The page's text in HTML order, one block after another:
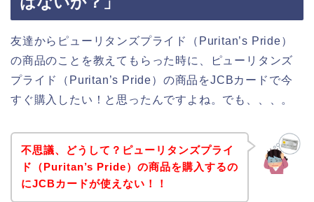
友達からピューリタンズプライド（Puritan’s Pride）
の商品のことを教えてもらった時に、ピューリタンズ
プライド（Puritan’s Pride）の商品をJCBカードで今
すぐ購入したい！と思ったんですよね。でも、、、。
不思議、どうして？ピューリタンズプライ
ド（Puritan’s Pride）の商品を購入するの
にJCBカードが使えない！！